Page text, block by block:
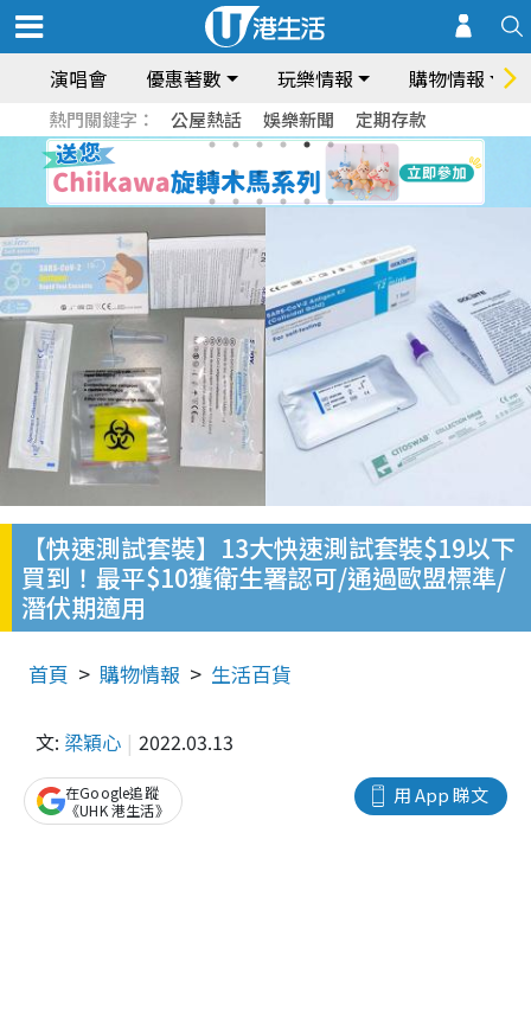
演唱會 優惠著數 玩樂情報 購物情報
熱門關鍵字： 公屋熱話 娛樂新聞 定期存款
【快速測試套裝】13大快速測試套裝$19以下
買到！最平$10獲衛生署認可/通過歐盟標準/
潛伏期適用
首頁 購物情報 生活百貨
文: 梁穎心 2022.03.13
用 App 睇文
在Google追蹤
《UHK 港生活》